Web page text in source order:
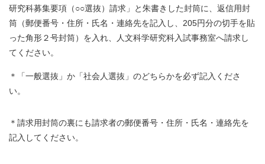
研究科募集要項（○○選抜）請求」と朱書きした封筒に、返信用封
筒（郵便番号・住所・氏名・連絡先を記入し、205円分の切手を貼
った角形２号封筒）を入れ、人文科学研究科入試事務室へ請求し
てください。
＊「一般選抜」か「社会人選抜」のどちらかを必ず記入くださ
い。
＊請求用封筒の裏にも請求者の郵便番号・住所・氏名・連絡先を
記入してください。